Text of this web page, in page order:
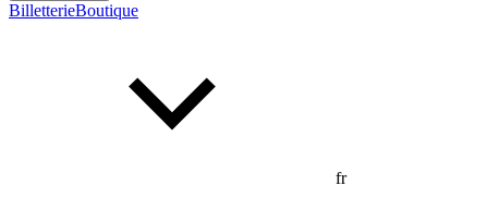
BilletterieBoutique
fr